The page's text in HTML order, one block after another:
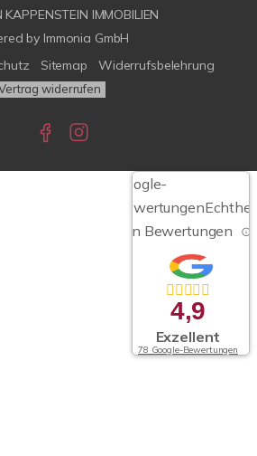
IMMOBILIEN
by Immonia GmbH
Sitemap Widerrufsbelehrung
widerrufen
Google-
Bewertungen
von Bewertungen
4,9
Exzellent
78 Google-Bewertungen